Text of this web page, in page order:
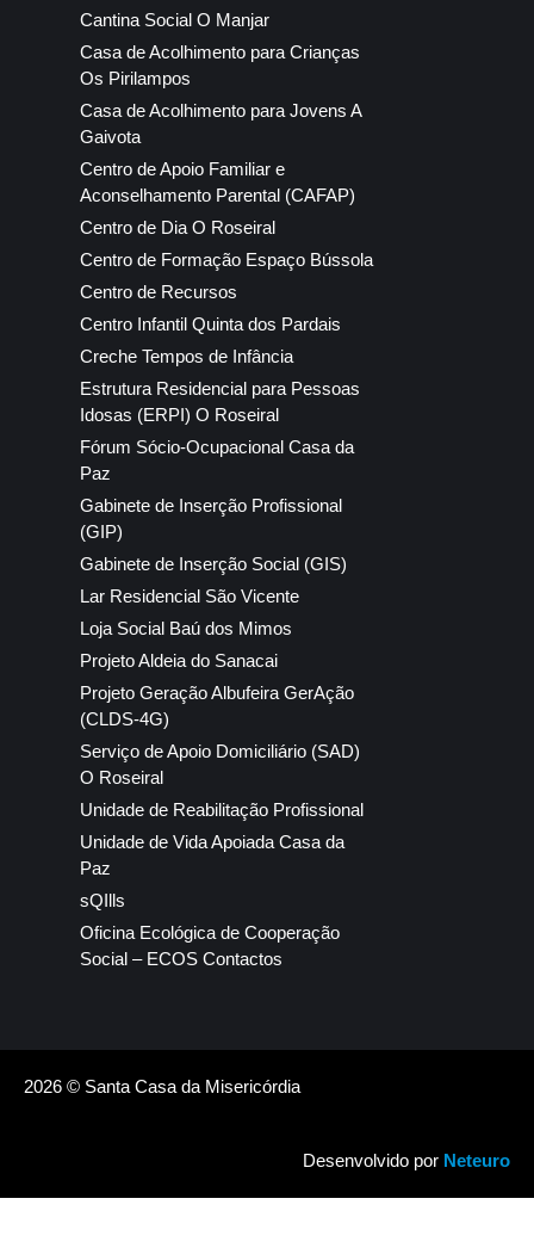
Cantina Social O Manjar
Casa de Acolhimento para Crianças
Os Pirilampos
Casa de Acolhimento para Jovens A
Gaivota
Centro de Apoio Familiar e
Aconselhamento Parental (CAFAP)
Centro de Dia O Roseiral
Centro de Formação Espaço Bússola
Centro de Recursos
Centro Infantil Quinta dos Pardais
Creche Tempos de Infância
Estrutura Residencial para Pessoas
Idosas (ERPI) O Roseiral
Fórum Sócio-Ocupacional Casa da
Paz
Gabinete de Inserção Profissional
(GIP)
Gabinete de Inserção Social (GIS)
Lar Residencial São Vicente
Loja Social Baú dos Mimos
Projeto Aldeia do Sanacai
Projeto Geração Albufeira GerAção
(CLDS-4G)
Serviço de Apoio Domiciliário (SAD)
O Roseiral
Unidade de Reabilitação Profissional
Unidade de Vida Apoiada Casa da
Paz
sQIlls
Oficina Ecológica de Cooperação
Social – ECOS Contactos
2026 © Santa Casa da Misericórdia
Desenvolvido por Neteuro